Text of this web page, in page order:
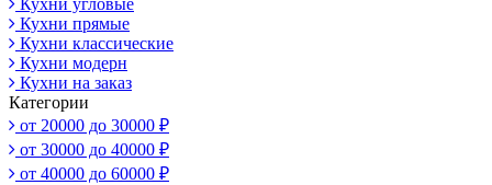
Кухни угловые
Кухни прямые
Кухни классические
Кухни модерн
Кухни на заказ
Категории
от 20000 до 30000 ₽
от 30000 до 40000 ₽
от 40000 до 60000 ₽